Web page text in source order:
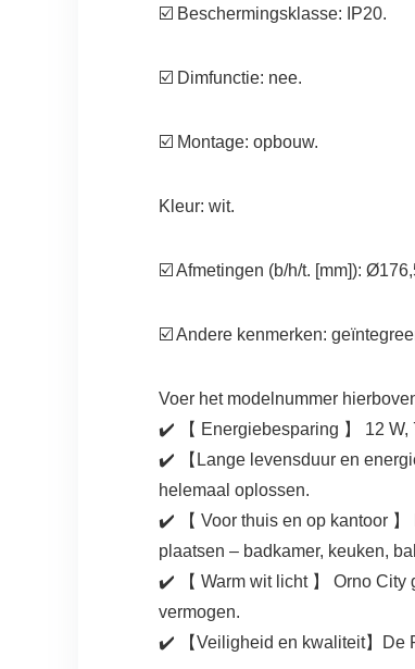
☑️ Beschermingsklasse: IP20.
☑️ Dimfunctie: nee.
☑️ Montage: opbouw.
Kleur: wit.
☑️ Afmetingen (b/h/t. [mm]):
☑️ Andere kenmerken:
Voer het modelnummer
✔️ 【 Energiebesparing 】 12 W,
✔️ 【Lange levensduur en
helemaal oplossen.
✔️ 【 Voor thuis en op kantoor
plaatsen – badkamer, keuken,
✔️ 【 Warm wit licht 】 Orno City
vermogen.
✔️ 【Veiligheid en kwaliteit】De